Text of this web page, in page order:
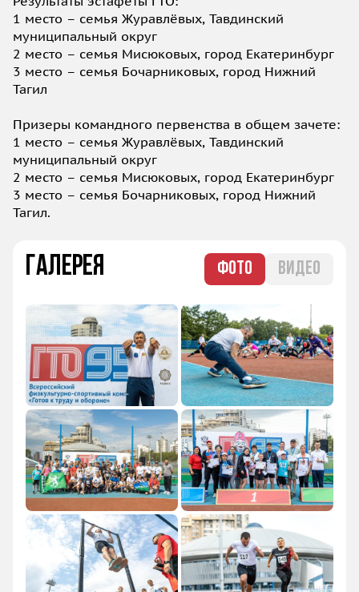
1 место – семья Журавлёвых, Тавдинский
муниципальный округ
2 место – семья Мисюковых, город Екатеринбург
3 место – семья Бочарниковых, город Нижний
Тагил
Призеры командного первенства в общем зачете:
1 место – семья Журавлёвых, Тавдинский
муниципальный округ
2 место – семья Мисюковых, город Екатеринбург
3 место – семья Бочарниковых, город Нижний
Тагил.
Галерея ФОТО ВИДЕО